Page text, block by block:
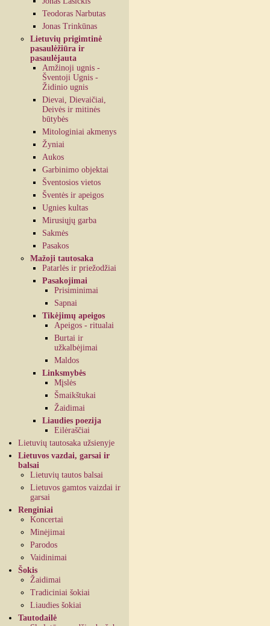
Teodoras Narbutas
Jonas Trinkūnas
Lietuvių prigimtinė
pasaulėžiūra ir
pasaulėjauta
Amžinoji ugnis -
Šventoji Ugnis -
Židinio ugnis
Dievai, Dievaičiai,
Deivės ir mitinės
būtybės
Mitologiniai akmenys
Žyniai
Aukos
Garbinimo objektai
Šventosios vietos
Šventės ir apeigos
Ugnies kultas
Mirusiųjų garba
Sakmės
Pasakos
Mažoji tautosaka
Patarlės ir priežodžiai
Pasakojimai
Prisiminimai
Sapnai
Tikėjimų apeigos
Apeigos - ritualai
Burtai ir
užkalbėjimai
Maldos
Linksmybės
Mįslės
Šmaikštukai
Žaidimai
Liaudies poezija
Eilėraščiai
Lietuvių tautosaka užsienyje
Lietuvos vazdai, garsai ir
balsai
Lietuvių tautos balsai
Lietuvos gamtos vaizdai ir
garsai
Renginiai
Koncertai
Minėjimai
Parodos
Vaidinimai
Šokis
Žaidimai
Tradiciniai šokiai
Liaudies šokiai
Tautodailė